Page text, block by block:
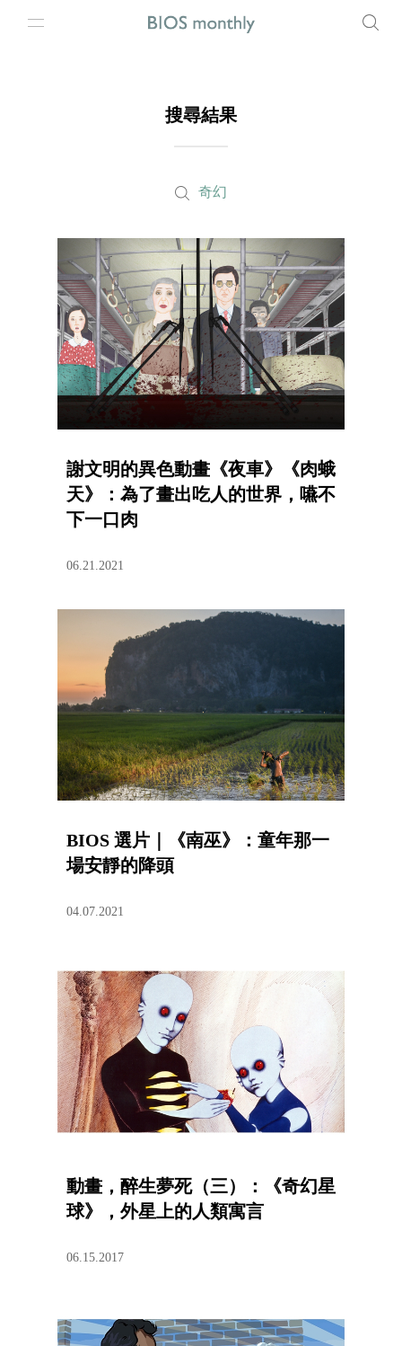
搜尋結果
奇幻
謝文明的異色動畫《夜車》《肉蛾
天》：為了畫出吃人的世界，嚥不
下一口肉
06.21.2021
BIOS 選片｜《南巫》：童年那一
場安靜的降頭
04.07.2021
動畫，醉生夢死（三）：《奇幻星
球》，外星上的人類寓言
06.15.2017